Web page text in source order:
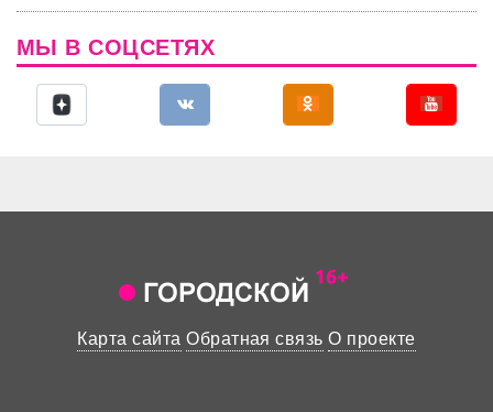
МЫ В СОЦСЕТЯХ
Карта сайта Обратная связь О проекте